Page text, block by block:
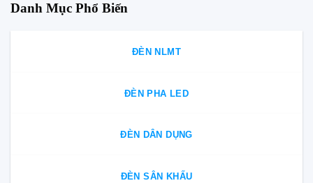
Danh Mục Phổ Biến
ĐÈN NLMT
ĐÈN PHA LED
ĐÈN DÂN DỤNG
ĐÈN SÂN KHẤU